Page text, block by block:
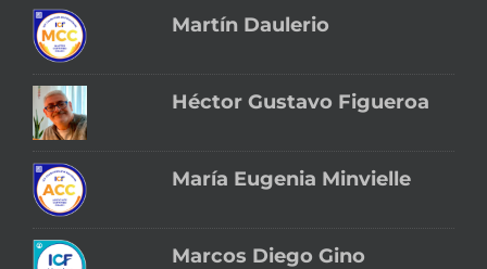
Martín Daulerio
Héctor Gustavo Figueroa
María Eugenia Minvielle
Marcos Diego Gino